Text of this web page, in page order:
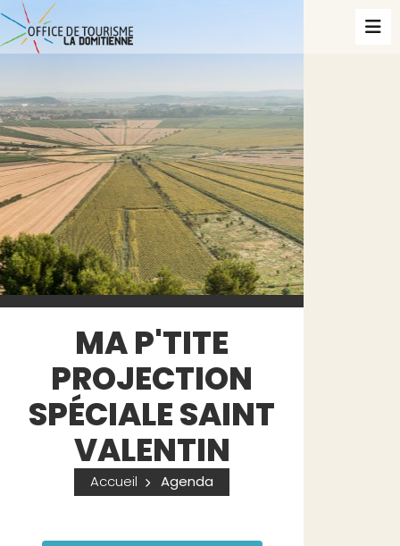
MA P'TITE
PROJECTION
SPÉCIALE SAINT
VALENTIN
Accueil Agenda